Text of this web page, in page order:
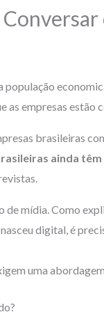
empresas estão
brasileiras
ainda
de mídia. Como
digital, é
uma